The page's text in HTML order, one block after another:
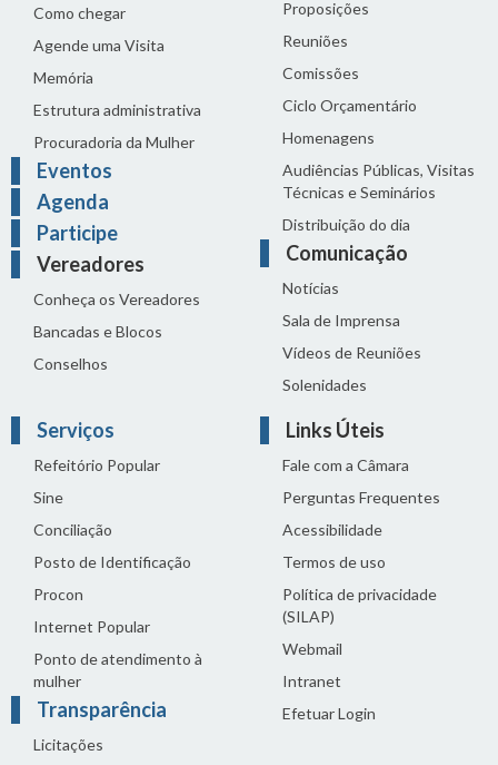
Como chegar
Agende uma Visita
Memória
Estrutura administrativa
Procuradoria da Mulher
Eventos
Agenda
Participe
Vereadores
Conheça os Vereadores
Bancadas e Blocos
Conselhos
Proposições
Reuniões
Comissões
Ciclo Orçamentário
Homenagens
Audiências Públicas, Visitas
Técnicas e Seminários
Distribuição do dia
Comunicação
Notícias
Sala de Imprensa
Vídeos de Reuniões
Solenidades
Serviços
Refeitório Popular
Sine
Conciliação
Posto de Identificação
Procon
Internet Popular
Ponto de atendimento à
mulher
Transparência
Licitações
Links Úteis
Fale com a Câmara
Perguntas Frequentes
Acessibilidade
Termos de uso
Política de privacidade
(SILAP)
Webmail
Intranet
Efetuar Login